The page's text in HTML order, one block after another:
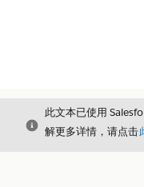
关闭
此文本已使用
解更多详情，请点击